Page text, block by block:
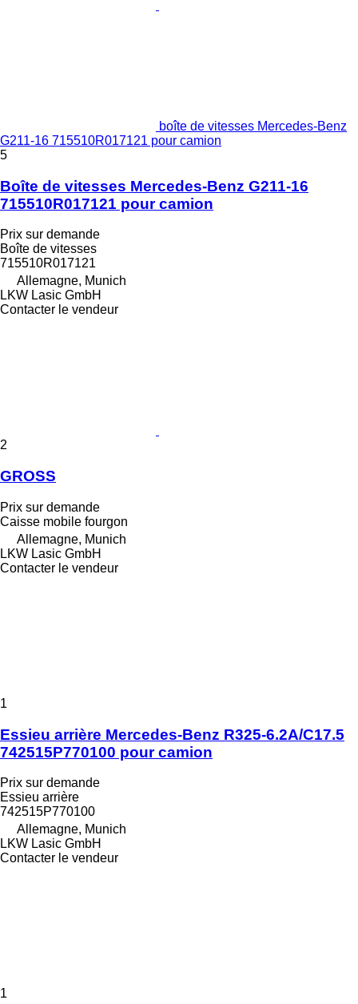
boîte de vitesses Mercedes-Benz
G211-16 715510R017121 pour camion
5
Boîte de vitesses Mercedes-Benz G211-16
715510R017121 pour camion
Prix sur demande
Boîte de vitesses
715510R017121
Allemagne, Munich
LKW Lasic GmbH
Contacter le vendeur
2
GROSS
Prix sur demande
Caisse mobile fourgon
Allemagne, Munich
LKW Lasic GmbH
Contacter le vendeur
1
Essieu arrière Mercedes-Benz R325-6.2A/C17.5
742515P770100 pour camion
Prix sur demande
Essieu arrière
742515P770100
Allemagne, Munich
LKW Lasic GmbH
Contacter le vendeur
1